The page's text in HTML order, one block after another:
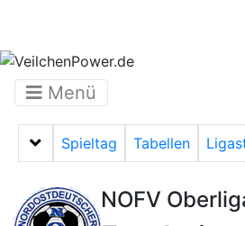
Menü
Menü auf-/zuklappen
Spieltag Tabellen
NOFV